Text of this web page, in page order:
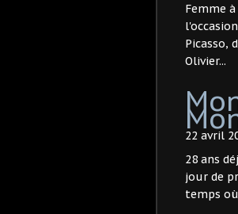
Femme
Picasso,
Olivier...
22 avril
28 ans
jour de
temps